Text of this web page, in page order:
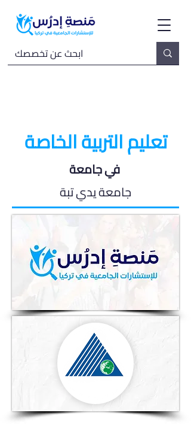
تعليم التربية الخاصة
في جامعة
جامعة يدي تبة